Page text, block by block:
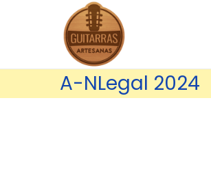
A-NLegal 2024